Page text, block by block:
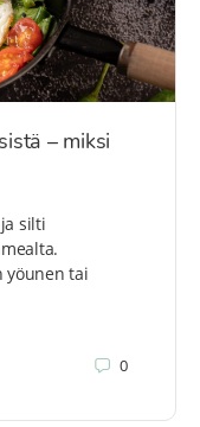
– miksi
silti
yöunen tai
0